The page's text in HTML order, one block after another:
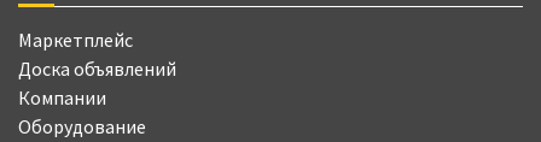
Маркетплейс
Доска объявлений
Компании
Оборудование